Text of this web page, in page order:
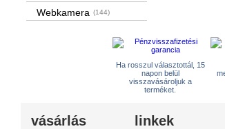
Webkamera (144)
Ha rosszul választottál, 15
napon belül
visszavásároljuk a
terméket.
vásárlás linkek